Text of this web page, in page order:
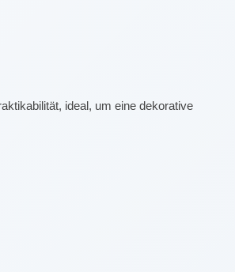
ideal, um eine dekorative